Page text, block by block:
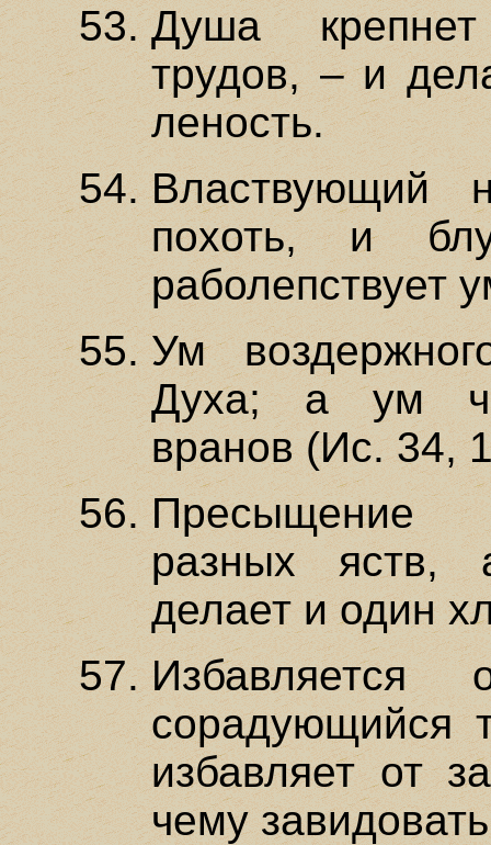
Душа
трудов, – и
леность.
Властвующий
похоть, и
раболепствует
Ум
Духа; а ум
вранов (Ис. 34,
Пресыщение
разных яств,
делает и один
Избавляется
сорадующийся
избавляет от
чему